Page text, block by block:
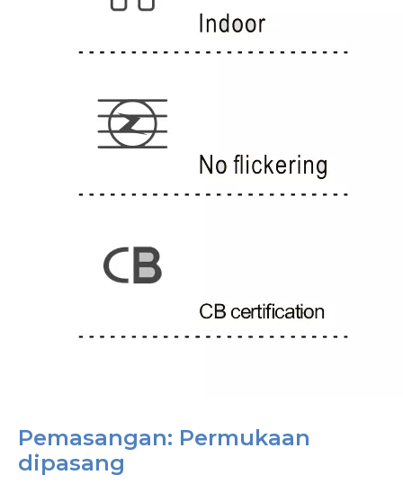
Pemasangan: Permukaan
dipasang